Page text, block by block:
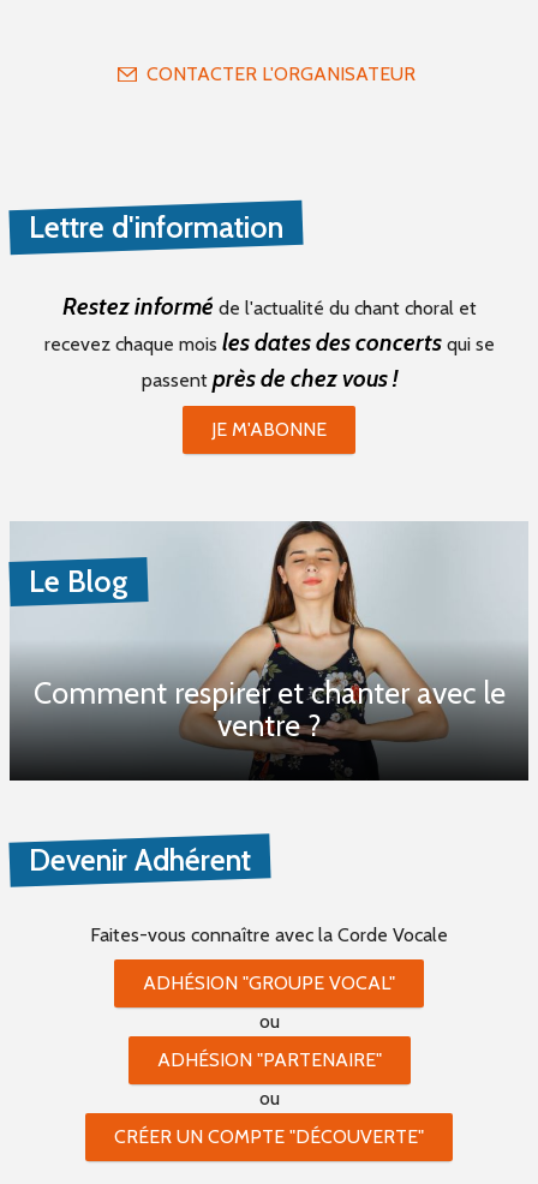
CONTACTER L'ORGANISATEUR
Lettre d'information
Restez informé de l'actualité du chant choral et
recevez chaque mois les dates des concertsqui se
passent près de chez vous !
JE M'ABONNE
Le Blog
Comment respirer et chanter avec le
ventre ?
Devenir Adhérent
Faites-vous connaître avec la Corde Vocale
ADHÉSION "GROUPE VOCAL"
ou
ADHÉSION "PARTENAIRE"
ou
CRÉER UN COMPTE "DÉCOUVERTE"